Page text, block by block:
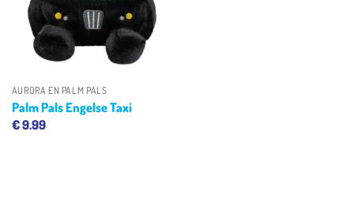
AURORA EN PALM PALS
Palm Pals Engelse Taxi
€9.99